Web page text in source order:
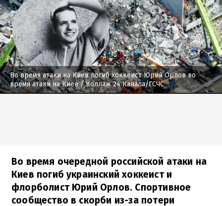
Во время атаки на Киев погиб хоккеист Юрий Орлов во
время атаки на Киев/ Коллаж 24 Канала/ГСЧС
Во время очередной российской атаки на
Киев погиб украинский хоккеист и
флорболист Юрий Орлов. Спортивное
сообщество в скорби из-за потери